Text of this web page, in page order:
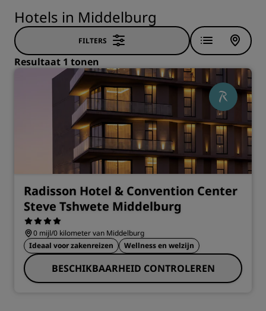
Hotels in Middelburg
FILTERS
Resultaat 1 tonen
Radisson Hotel & Convention Center
Steve Tshwete Middelburg
0 mijl/0 kilometer van Middelburg
Ideaal voor zakenreizen
Wellness en welzijn
BESCHIKBAARHEID CONTROLEREN